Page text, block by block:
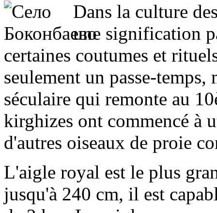
Dans la culture
une signification
certaines coutumes et
seulement un passe-
séculaire qui remonte au
kirghizes ont commencé à
d'autres oiseaux de proie
L'aigle royal est le plus
jusqu'à 240 cm, il est